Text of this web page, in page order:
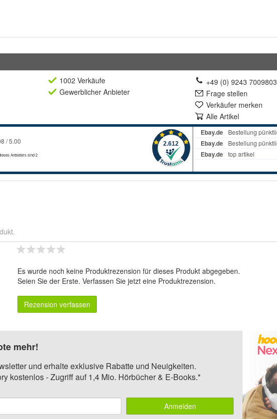
1002 Verkäufe
Gewerblicher Anbieter
+49 (0) 9243 7009803
Frage stellen
Verkäufer merken
Alle Artikel
Es wurde noch keine Produktrezension für dieses Produkt abgegeben.
Seien Sie der Erste. Verfassen Sie jetzt eine Produktrezension.
Rezension verfassen
mehr!
und erhalte exklusive Rabatte und Neuigkeiten.
kostenlos - Zugriff auf 1,4 Mio. Hörbücher & E-Books.*
Anmelden